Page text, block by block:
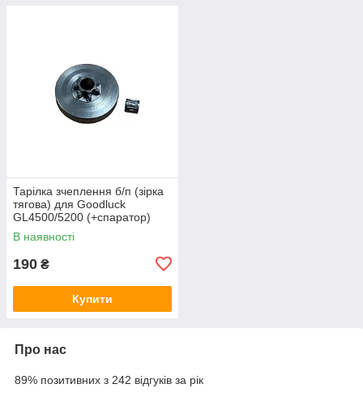
Тарілка зчеплення б/п (зірка
тягова) для Goodluck
GL4500/5200 (+спаратор)
(NOKER) KOSA
В наявності
190 ₴
Купити
Про нас
89% позитивних з 242 відгуків за рік